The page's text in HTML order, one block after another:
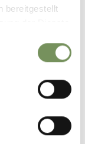
bereitgestellt